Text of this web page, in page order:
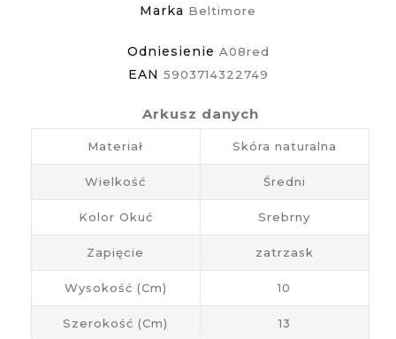
Marka Beltimore
Odniesienie A08red
EAN 5903714322749
Arkusz danych
Materiał Skóra naturalna
Wielkość Średni
Kolor Okuć Srebrny
Zapięcie zatrzask
Wysokość (cm) 10
Szerokość (cm) 13